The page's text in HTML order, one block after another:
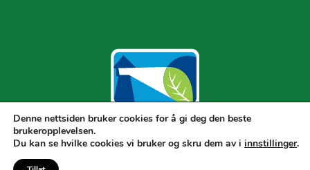
Denne nettsiden bruker cookies for å gi deg den beste
brukeropplevelsen.
Du kan se hvilke cookies vi bruker og skru dem av i innstillinger.